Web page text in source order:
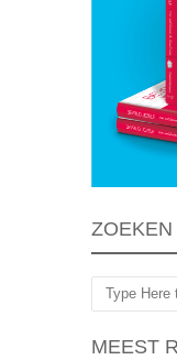
ZOEKEN
Zoeken
MEEST